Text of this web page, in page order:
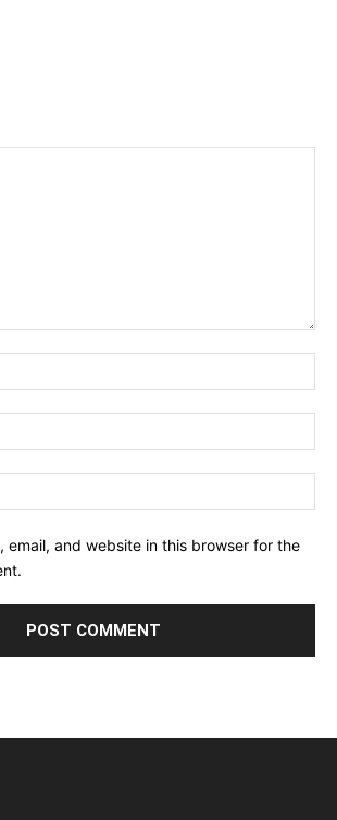
email, and website in this browser for the